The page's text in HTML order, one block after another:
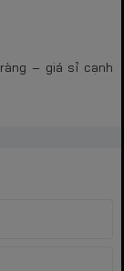
– giá sỉ cạnh